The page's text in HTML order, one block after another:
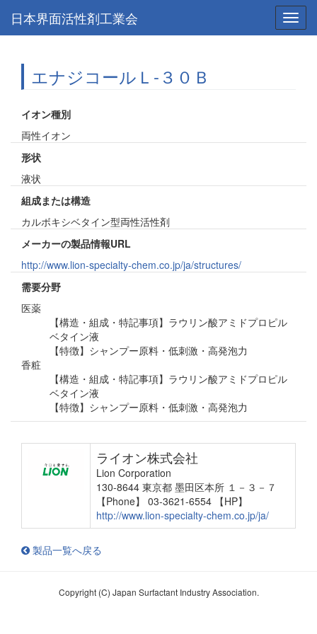
日本界面活性剤工業会
エナジコールＬ-３０Ｂ
イオン種別
両性イオン
形状
液状
組成または構造
カルボキシベタイン型両性活性剤
メーカーの製品情報URL
http://www.lion-specialty-chem.co.jp/ja/structures/
需要分野
医薬
【構造・組成・特記事項】ラウリン酸アミドプロピル
ベタイン液
【特徴】シャンプー原料・低刺激・高発泡力
香粧
【構造・組成・特記事項】ラウリン酸アミドプロピル
ベタイン液
【特徴】シャンプー原料・低刺激・高発泡力
ライオン株式会社
Lion Corporation
130-8644 東京都 墨田区本所 １－３－７
【Phone】 03-3621-6554 【HP】
http://www.lion-specialty-chem.co.jp/ja/
製品一覧へ戻る
Copyright (C) Japan Surfactant Industry Association.